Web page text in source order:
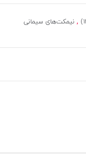
, نیمکت‌های سیمانی